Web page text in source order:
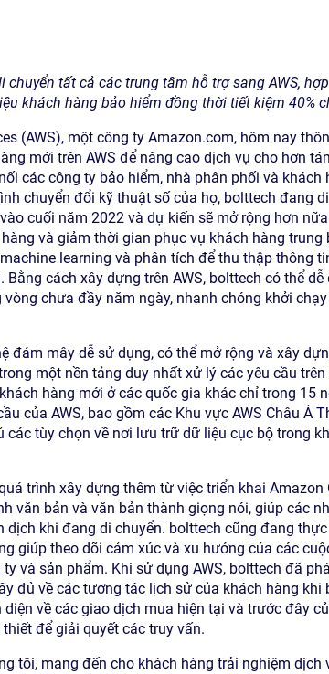
tất cả các trung tâm hỗ trợ sang AWS,
khách hàng bảo hiểm đồng thời tiết kiệm 40%
(AWS), một công ty Amazon.com, hôm nay
mới trên AWS để nâng cao dịch vụ cho hơn
các công ty bảo hiểm, nhà phân phối và khách
chuyển đổi kỹ thuật số của họ, bolttech đang
cuối năm 2022 và dự kiến sẽ mở rộng hơn
và giảm thời gian phục vụ khách hàng trung
learning và phân tích để thu thập thông
cách xây dựng trên AWS, bolttech có thể
chưa đầy năm ngày, nhanh chóng khởi
đám mây dễ sử dụng, có thể mở rộng và xây
một nền tảng duy nhất xử lý các yêu cầu
hàng mới ở các quốc gia khác chỉ trong 15
của AWS, bao gồm các Khu vực AWS Châu Á
các tùy chọn về nơi lưu trữ dữ liệu cục bộ trong
trình xây dựng thêm từ việc triển khai Amazon
văn bản và văn bản thành giọng nói, giúp các
khi đang di chuyển. bolttech cũng đang
giúp theo dõi cảm xúc và xu hướng của các
và sản phẩm. Khi sử dụng AWS, bolttech đã
đủ về các tương tác lịch sử của khách hàng khi
về các giao dịch mua hiện tại và trước đây
để giải quyết các truy vấn.
tôi, mang đến cho khách hàng trải nghiệm dịch